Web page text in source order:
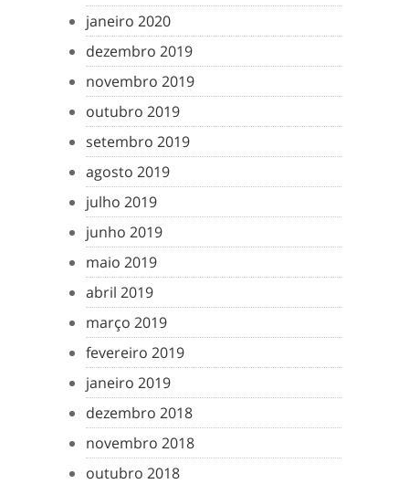
janeiro 2020
dezembro 2019
novembro 2019
outubro 2019
setembro 2019
agosto 2019
julho 2019
junho 2019
maio 2019
abril 2019
março 2019
fevereiro 2019
janeiro 2019
dezembro 2018
novembro 2018
outubro 2018